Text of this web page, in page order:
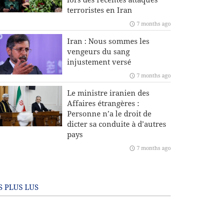
terroristes en Iran
7 months ago
Iran : Nous sommes les
vengeurs du sang
injustement versé
7 months ago
Le ministre iranien des
Affaires étrangères :
Personne n’a le droit de
dicter sa conduite à d’autres
pays
7 months ago
PLUS LUS